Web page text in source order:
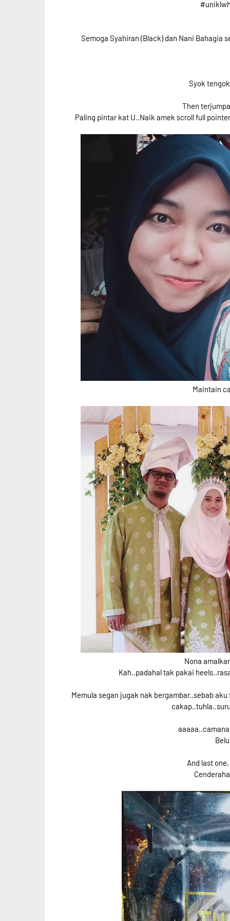
Semoga Syahiran (Black) dan Nani Bahagia
Syok
Then
Paling pintar kat U..Naik amek scroll full
Maintain
Nona
Kah..padahal tak pakai
Memula segan jugak nak bergambar..sebab
And last